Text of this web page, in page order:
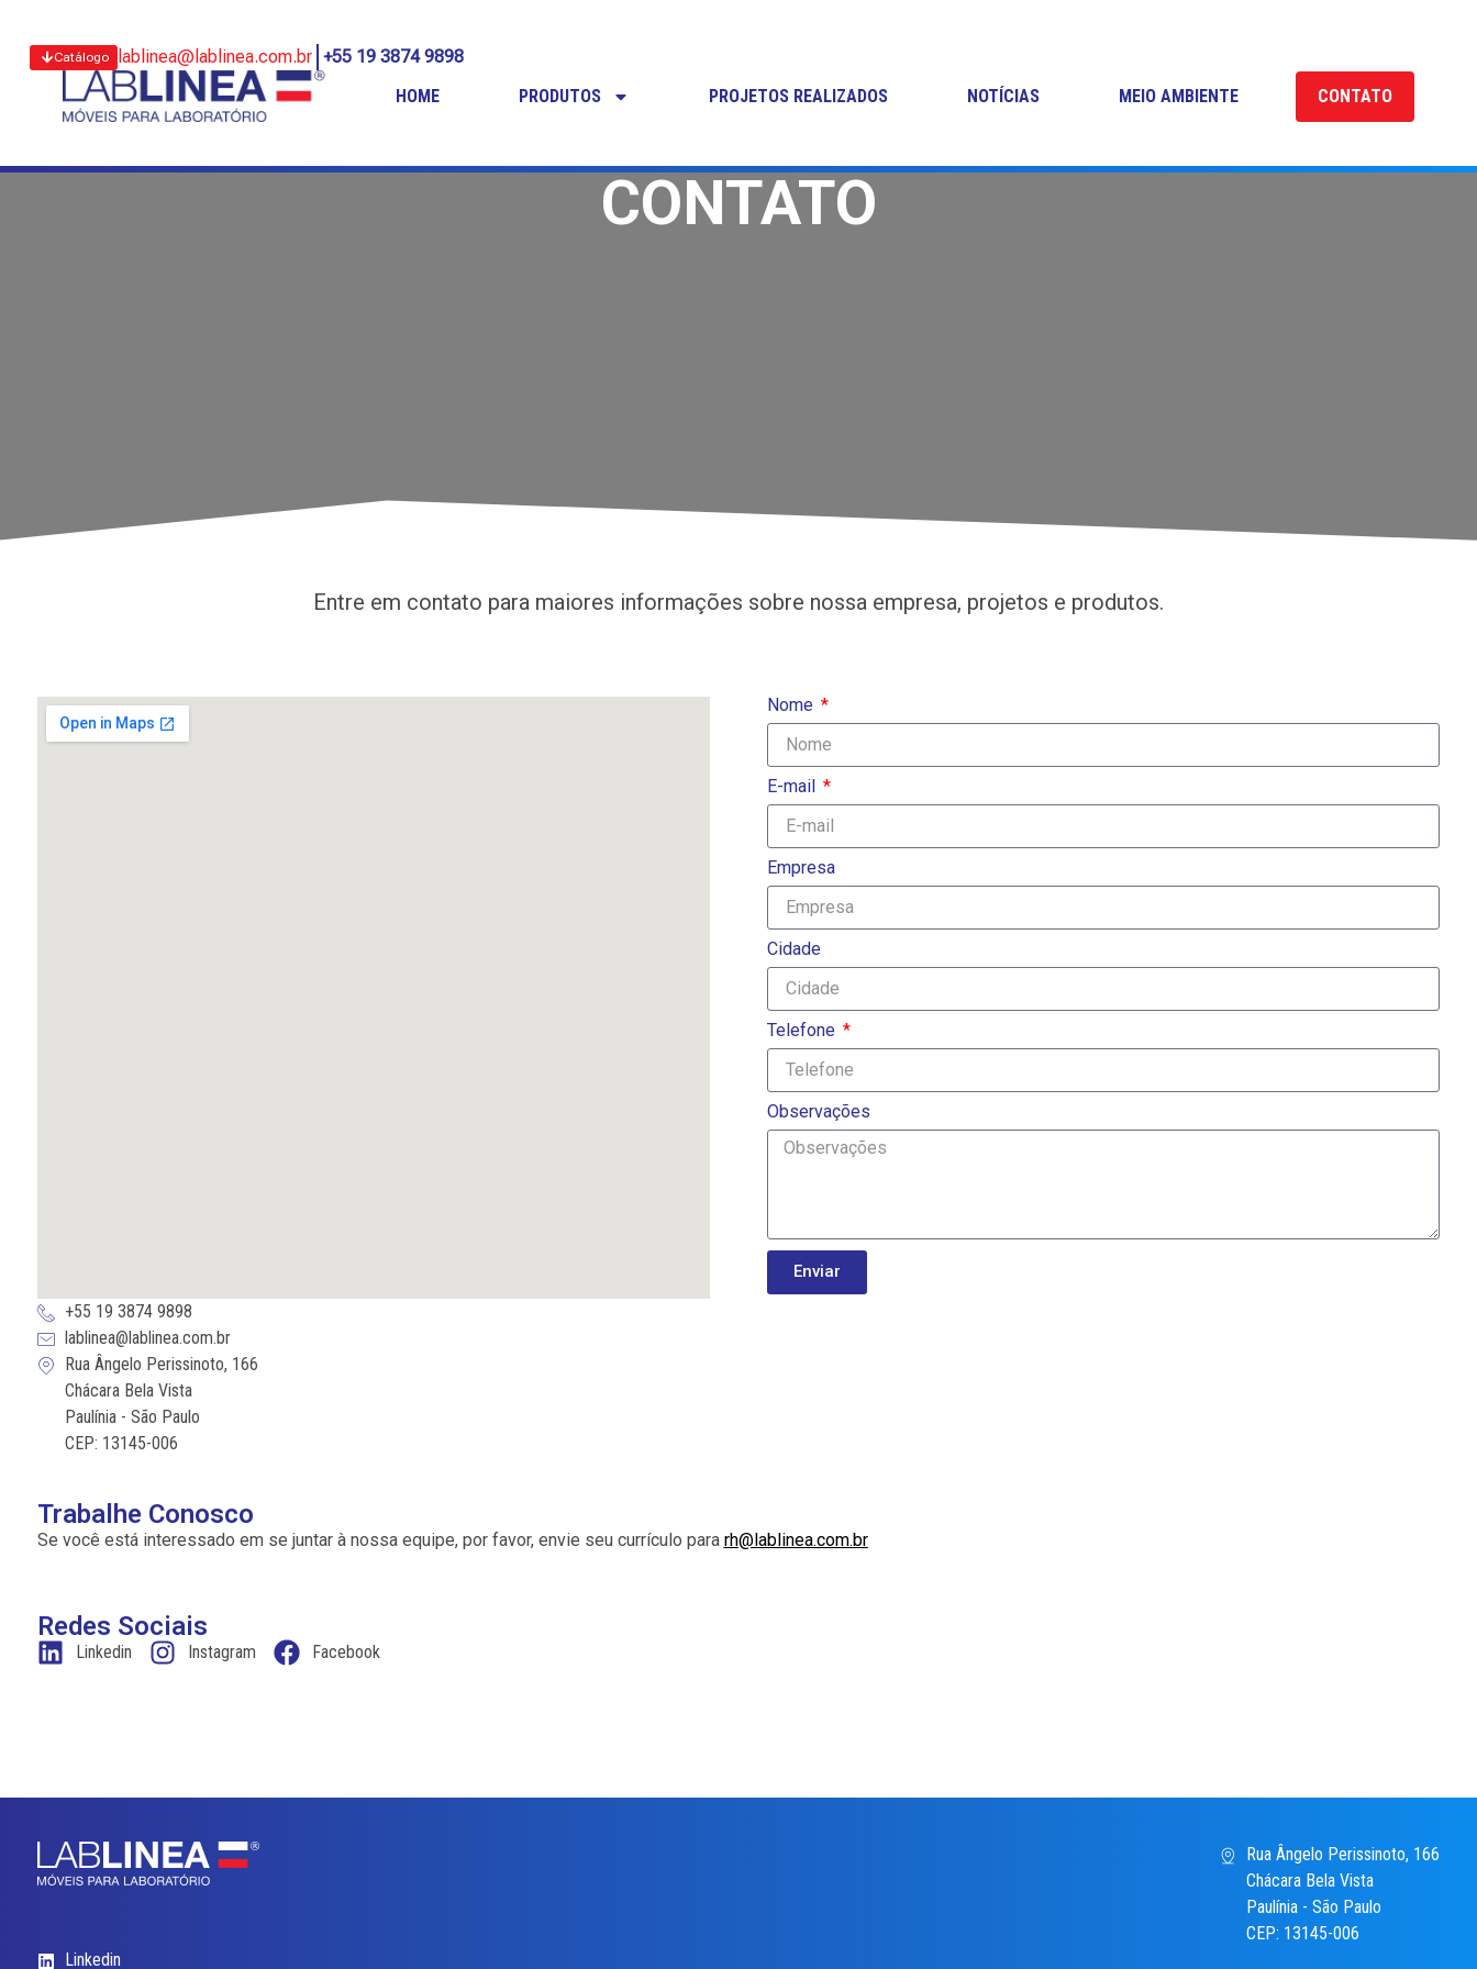
Catálogo lablinea@lablinea.com.br +55 19 3874 9898
HOME
PRODUTOS PROJETOS REALIZADOS NOTÍCIAS MEIO AMBIENTE CONTATO
CONTATO
Entre em contato para maiores informações sobre nossa empresa, projetos e produtos.
Nome
E-mail
Empresa
Cidade
Telefone
Observações
Enviar
+55 19 3874 9898
lablinea@lablinea.com.br
Rua Ângelo Perissinoto, 166
Chácara Bela Vista
Paulínia - São Paulo
CEP: 13145-006
Trabalhe Conosco
Se você está interessado em se juntar à nossa equipe, por favor, envie seu currículo para rh@lablinea.com.br
Redes Sociais
Linkedin Instagram Facebook
Rua Ângelo Perissinoto, 166
Chácara Bela Vista
Paulínia - São Paulo
CEP: 13145-006
Linkedin